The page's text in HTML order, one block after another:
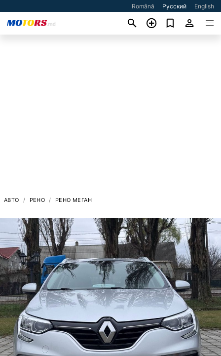
Română Русский English
АВТО РЕНО РЕНО МЕГАН